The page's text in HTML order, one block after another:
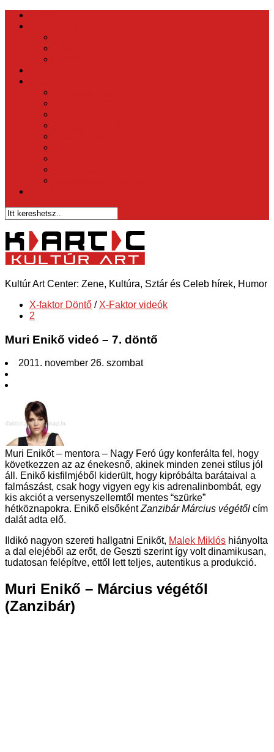
Kultúr Art Center: Zene, Kultúra, Sztár és Celeb hírek, Humor
X-faktor Döntő / X-Faktor videók
2
Muri Enikő videó – 7. döntő
2011. november 26. szombat
Muri Enikőt – mentora – Nagy Feró úgy konferálta fel, hogy
következzen az az énekesnő, akinek minden zenei stílus jól
áll. Enikő kisfilmjéből kiderült, hogy kipróbálta barátaival a
falmászást, csak hogy vigyen egy kis adrenalinbombát, egy
kis akciót a versenyszellemtől mentes “szürke”
hétköznapokra. Enikő elsőkéntZanzibár Március végétől cím
dalát adta elő.
Ildikó nagyon szereti hallgatni Enikőt, Malek Miklós hiányolta
a dal elejéből az erőt, de Geszti szerint így volt dinamikusan,
tudatosan felépítve, ettől lett teljes, autentikus a produkció.
Muri Enikő – Március végétől
(Zanzibár)